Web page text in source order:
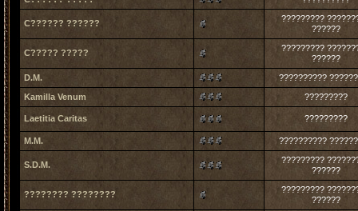
C?????? ??????
?????????
??????
C????? ?????
?????????
??????
D.M.
??????????
Kamilla Venum
?????????
Laetitia Caritas ?????????
M.M. ??????????
S.D.M.
?????????
??????
???????? ????????
?????????
??????